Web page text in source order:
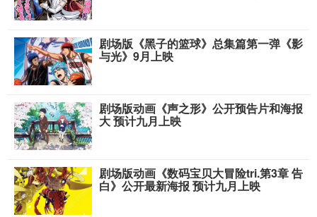
剧场版《黑子的篮球》总集篇第一弹《影
与光》9月上映
剧场版动画《声之形》公开预告片和海报
大 预计九月上映
剧场版动画《数码宝贝大冒险tri.第3章 告
白》公开最新海报 预计九月上映